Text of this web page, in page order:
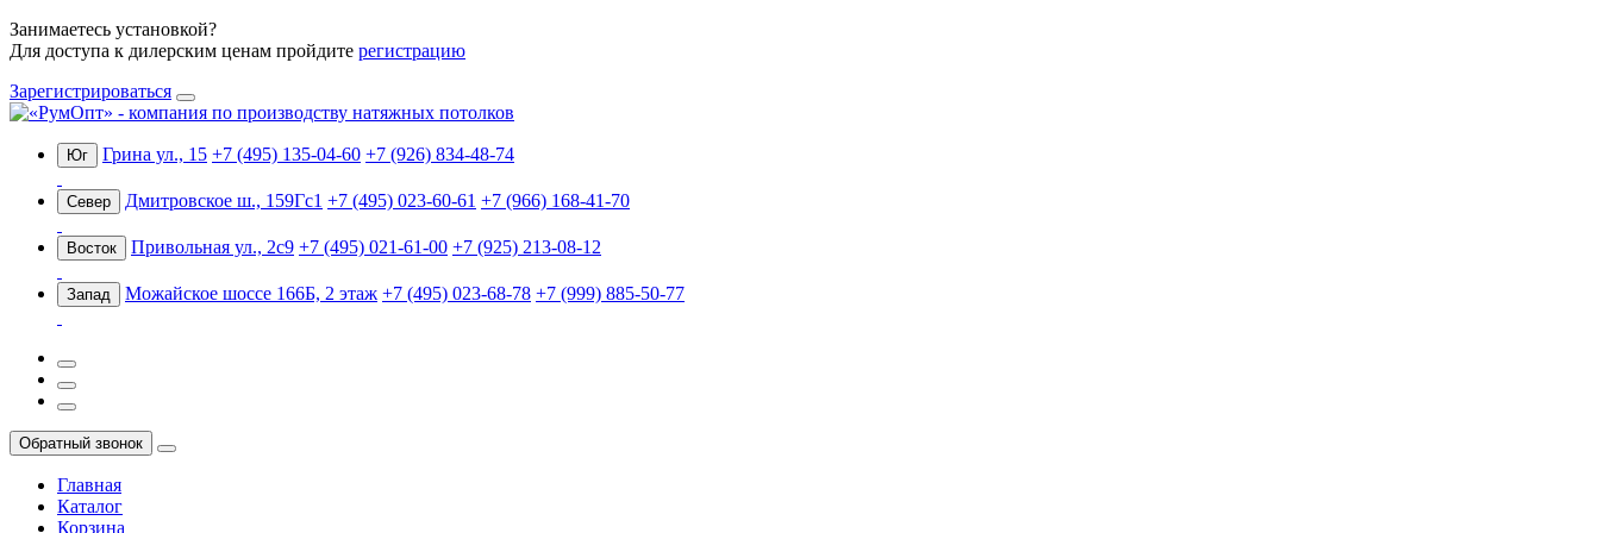
Занимаетесь установкой?
Для доступа к дилерским ценам пройдите регистрацию
Зарегистрироваться
Юг Грина ул., 15 +7 (495) 135-04-60 +7 (926) 834-48-74
Север Дмитровское ш., 159Гс1 +7 (495) 023-60-61 +7 (966) 168-41-70
Восток Привольная ул., 2с9 +7 (495) 021-61-00 +7 (925) 213-08-12
Запад Можайское шоссе 166Б, 2 этаж +7 (495) 023-68-78 +7 (999) 885-50-77
Обратный звонок
Главная
Каталог
Корзина